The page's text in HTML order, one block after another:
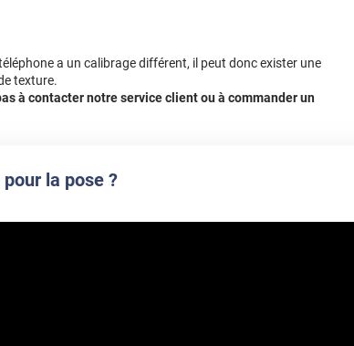
a un calibrage différent, il peut donc exister une
texture.
à contacter notre service client ou à commander un
la pose ?